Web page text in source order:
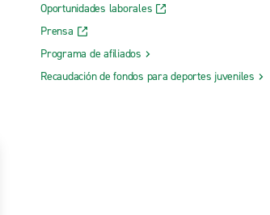
Oportunidades laborales
Prensa
Programa de afiliados
Recaudación de fondos para deportes juveniles